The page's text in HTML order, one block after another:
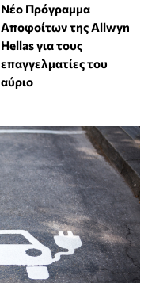
Νέο Πρόγραμμα
Αποφοίτων της Allwyn
Hellas για τους
επαγγελματίες του
αύριο